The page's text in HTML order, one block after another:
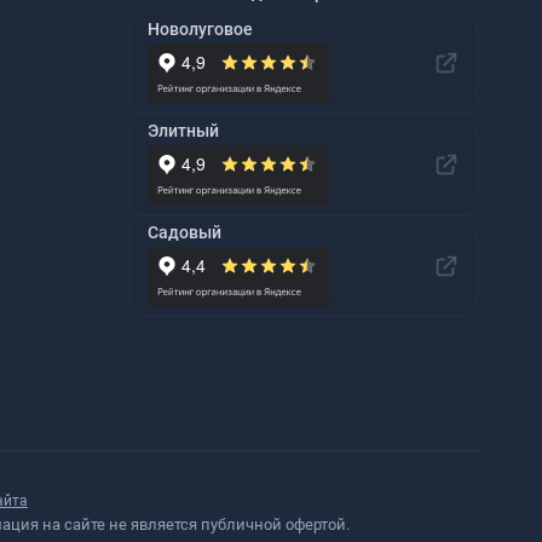
Новолуговое
Элитный
Садовый
на сайте не является публичной офертой.